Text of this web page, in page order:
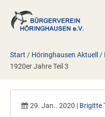
Inhalt
springen
Start / Höringhausen Aktuell /
1920er Jahre Teil 3
29. Jan.. 2020 | Brigitte